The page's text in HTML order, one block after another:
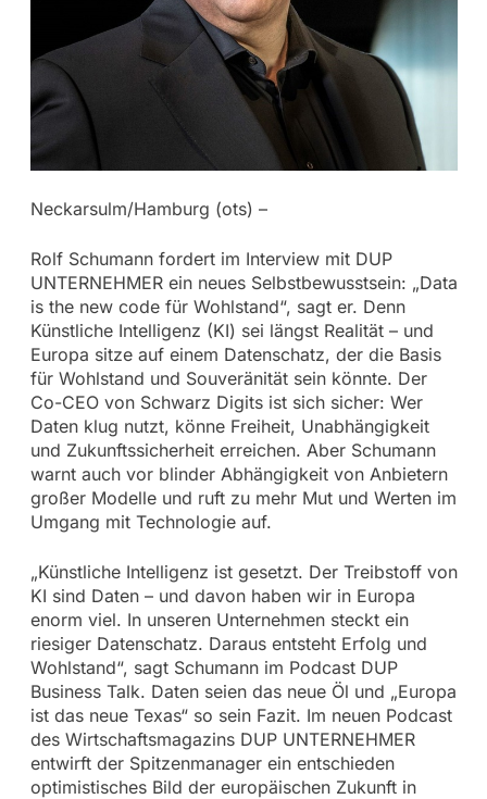
Neckarsulm/Hamburg (ots) –
Rolf Schumann fordert im Interview mit DUP
UNTERNEHMER ein neues Selbstbewusstsein: „Data
is the new code für Wohlstand“, sagt er. Denn
Künstliche Intelligenz (KI) sei längst Realität – und
Europa sitze auf einem Datenschatz, der die Basis
für Wohlstand und Souveränität sein könnte. Der
Co-CEO von Schwarz Digits ist sich sicher: Wer
Daten klug nutzt, könne Freiheit, Unabhängigkeit
und Zukunftssicherheit erreichen. Aber Schumann
warnt auch vor blinder Abhängigkeit von Anbietern
großer Modelle und ruft zu mehr Mut und Werten im
Umgang mit Technologie auf.
„Künstliche Intelligenz ist gesetzt. Der Treibstoff von
KI sind Daten – und davon haben wir in Europa
enorm viel. In unseren Unternehmen steckt ein
riesiger Datenschatz. Daraus entsteht Erfolg und
Wohlstand“, sagt Schumann im Podcast DUP
Business Talk. Daten seien das neue Öl und „Europa
ist das neue Texas“ so sein Fazit. Im neuen Podcast
des Wirtschaftsmagazins DUP UNTERNEHMER
entwirft der Spitzenmanager ein entschieden
optimistisches Bild der europäischen Zukunft in